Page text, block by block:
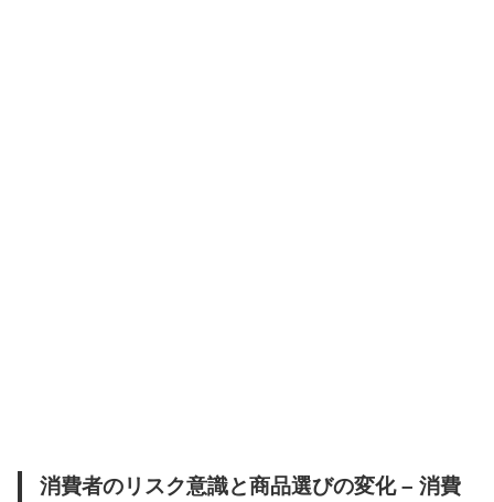
消費者のリスク意識と商品選びの変化 – 消費